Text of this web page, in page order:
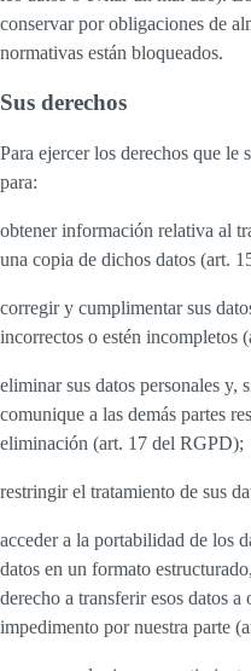
conservar por obligaciones de
normativas están bloqueados.
Sus derechos
Para ejercer los derechos que
para:
obtener información relativa al
una copia de dichos datos (art.
corregir y cumplimentar sus
incorrectos o estén incompletos
eliminar sus datos personales y,
comunique a las demás partes
eliminación (art. 17 del RGPD);
restringir el tratamiento de sus
acceder a la portabilidad de los
datos en un formato
derecho a transferir esos datos a
impedimento por nuestra parte